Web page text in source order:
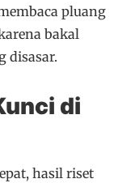
pluang
bakal
disasar.
di
hasil riset